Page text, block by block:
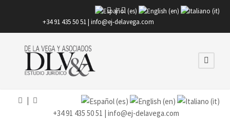
|
+34 91 435 50 51 | info@ej-delavega.com
+34 91 435 50 51 | info@ej-delavega.com